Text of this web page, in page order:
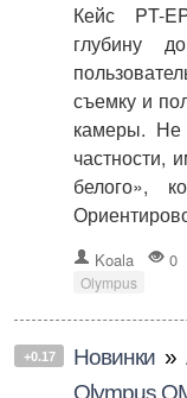
Кейс PT-
глубину
съемку и
камеры.
частности,
белого»,
Koala 0
Olympus
+0.17 Новинки »
Olympus